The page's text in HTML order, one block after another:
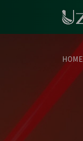
HOME